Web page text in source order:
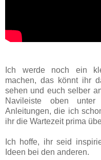
Ich werde noch ein
machen, das könnt ihr
sehen und euch selber
Navileiste oben
Anleitungen, die ich
ihr die Wartezeit prima
Ich hoffe, ihr seid
Ideen bei den anderen.